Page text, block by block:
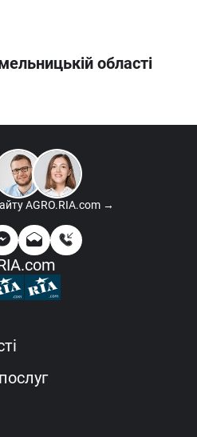
області
AGRO.RIA.com →